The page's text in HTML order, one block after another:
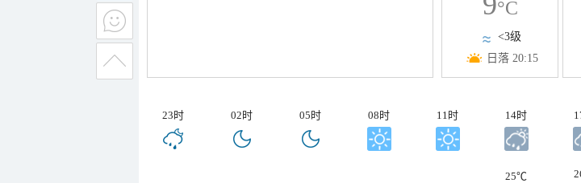
°C
<3级
日落 20:15
23时 02时 05时 08时 11时 14时
25℃